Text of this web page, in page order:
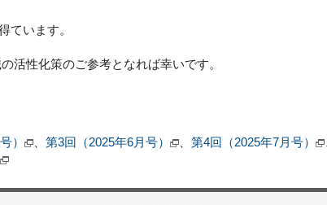
います。
性化策のご参考となれば幸いです。
） 第3回（2025年6月号） 第4回（2025年7月号）